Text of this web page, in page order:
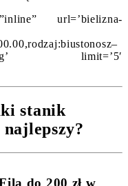
url=’bielizna-
limit=’5′
stanik